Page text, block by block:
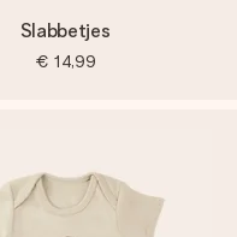
Slabbetjes
€ 14,99